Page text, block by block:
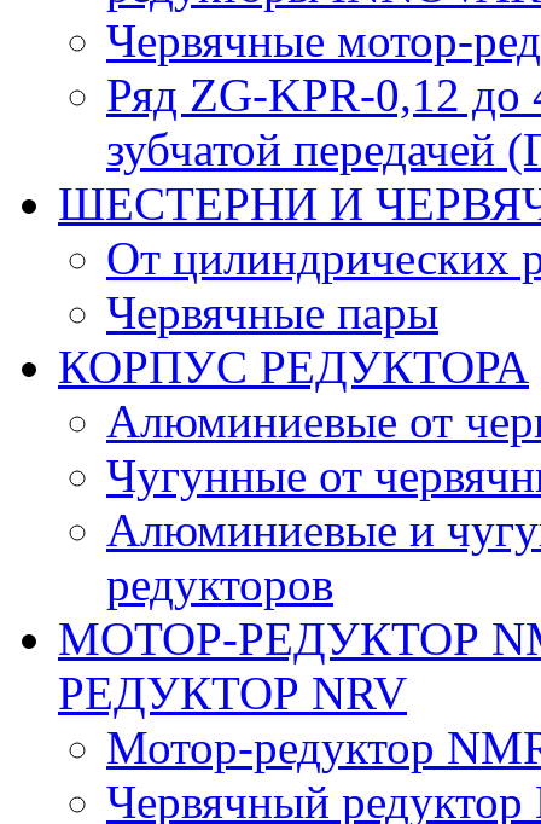
Червячные мотор-
Ряд ZG-KPR-0,12 до
зубчатой передачей
ШЕСТЕРНИ И
От цилиндрических
Червячные пары
КОРПУС РЕДУКТОРА
Алюминиевые от
Чугунные от
Алюминиевые и
редукторов
МОТОР-РЕДУКТОР
РЕДУКТОР NRV
Мотор-редуктор
Червячный редуктор